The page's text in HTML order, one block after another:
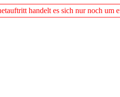
handelt es sich nur noch um